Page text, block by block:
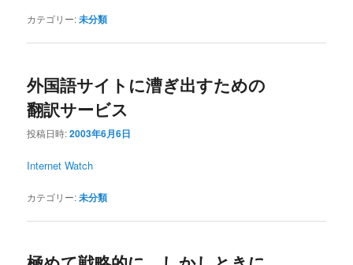
カテゴリー:未分類
外国語サイトに漕ぎ出すための
翻訳サービス
投稿日時:2003年6月6日
Internet Watch
カテゴリー:未分類